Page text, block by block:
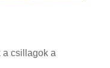
a csillagok a